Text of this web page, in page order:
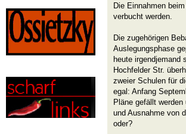
Die Einnahmen
verbucht werden.
Die zugehörigen
Auslegungsphase
heute irgendjemand
Hochfelder Str.
zweier Schulen für
egal: Anfang
Pläne gefällt
und Ausnahme von
oder?